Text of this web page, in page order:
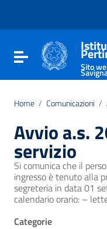
Vai al footer
Attiva / disattiva la
Sito
Home / Comunicazioni /
Avvio a.s.
servizio
Si comunica che il
ingresso è tenuto alla
segreteria in data 01
calendario orario: –
Categorie